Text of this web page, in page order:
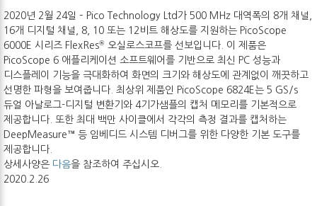
2020년 2월 24일 – Pico Technology Ltd가 500 MHz 대역폭의 8개 채널,
16개 디지털 채널, 8, 10 또는 12비트 해상도를 지원하는 PicoScope
6000E 시리즈 FlexRes® 오실로스코프를 선보입니다. 이 제품은
PicoScope 6 애플리케이션 소프트웨어를 기반으로 최신 PC 성능과
디스플레이 기능을 극대화하여 화면의 크기와 해상도에 관계없이 깨끗하고
선명한 파형을 보여줍니다. 최상위 제품인 PicoScope 6824E는 5 GS/s
듀얼 아날로그-디지털 변환기와 4기가샘플의 캡처 메모리를 기본적으로
제공합니다. 또한 최대 백만 사이클에서 각각의 측정 결과를 캡처하는
DeepMeasure™ 등 임베디드 시스템 디버그를 위한 다양한 기본 도구를
제공합니다.
상세사양은 다음을 참조하여 주십시오.
2020.2.26